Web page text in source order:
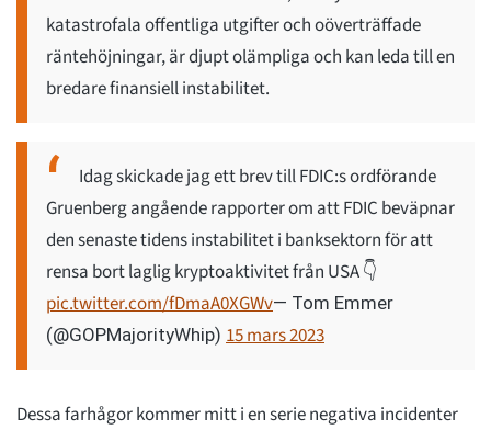
katastrofala offentliga utgifter och oöverträffade
räntehöjningar, är djupt olämpliga och kan leda till en
bredare finansiell instabilitet.
Idag skickade jag ett brev till FDIC:s ordförande
Gruenberg angående rapporter om att FDIC beväpnar
den senaste tidens instabilitet i banksektorn för att
rensa bort laglig kryptoaktivitet från USA 👇
pic.twitter.com/fDmaA0XGWv— Tom Emmer
(@GOPMajorityWhip) 15 mars 2023
Dessa farhågor kommer mitt i en serie negativa incidenter